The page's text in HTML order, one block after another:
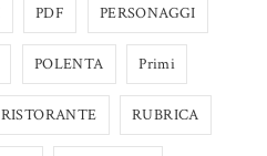
PDF PERSONAGGI
POLENTA Primi
RISTORANTE RUBRICA